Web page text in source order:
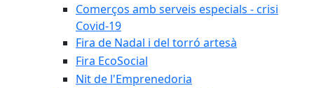
Comerços amb serveis especials - crisi
Covid-19
Fira de Nadal i del torró artesà
Fira EcoSocial
Nit de l'Emprenedoria